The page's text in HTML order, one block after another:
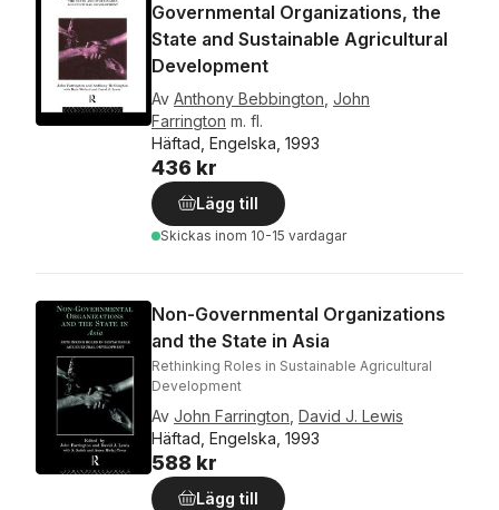
Governmental Organizations, the
State and Sustainable Agricultural
Development
Av Anthony Bebbington John
Farrington m. fl.
Häftad, Engelska, 1993
436 kr
Lägg till
Skickas inom 10-15 vardagar
Non-Governmental Organizations
and the State in Asia
Rethinking Roles in Sustainable Agricultural
Development
Av John Farrington David J. Lewis
Häftad, Engelska, 1993
588 kr
Lägg till